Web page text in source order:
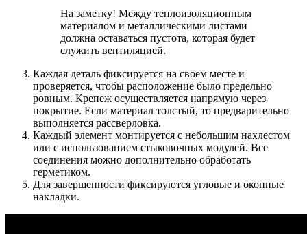
На заметку! Между теплоизоляционным
материалом и металлическими листами
должна оставаться пустота, которая будет
служить вентиляцией.
Каждая деталь фиксируется на своем месте и
проверяется, чтобы расположение было предельно
ровным. Крепеж осуществляется напрямую через
покрытие. Если материал толстый, то предварительно
выполняется рассверловка.
Каждый элемент монтируется с небольшим нахлестом
или с использованием стыковочных модулей. Все
соединения можно дополнительно обработать
герметиком.
Для завершенности фиксируются угловые и оконные
накладки.